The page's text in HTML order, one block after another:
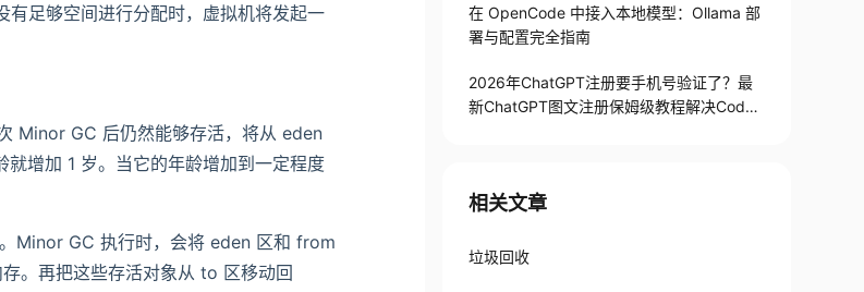
足够空间进行分配时，虚拟机将发起一
Minor GC 后仍然能够存活，将从 eden
增加 1 岁。当它的年龄增加到一定程度
Minor GC 执行时，会将 eden 区和 from
。再把这些存活对象从 to 区移动回
在 OpenCode 中接入本地模型：Ollama 部
署与配置完全指南
2026年ChatGPT注册要手机号验证了？最
新ChatGPT图文注册保姆级教程解决Codex
相关文章
垃圾回收